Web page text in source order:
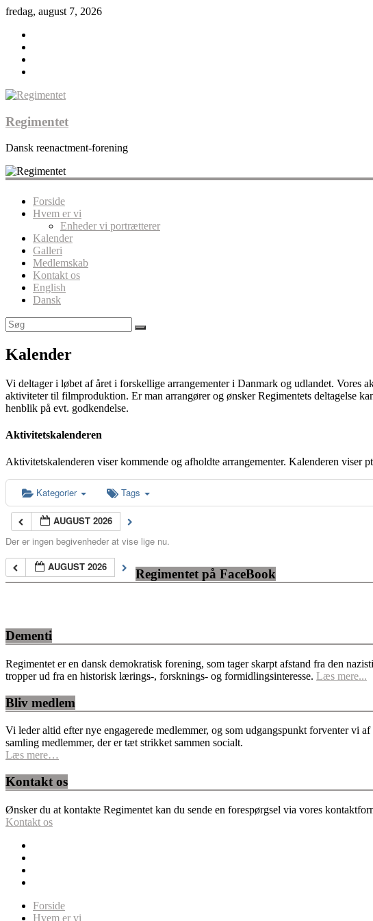
fredag, august 7, 2026
Regimentet
Dansk reenactment-forening
Forside
Hvem er vi
Enheder vi portrætterer
Kalender
Galleri
Medlemskab
Kontakt os
English
Dansk
Kalender
Vi deltager i løbet af året i forskellige arrangementer i Danmark og udlandet. Vores
aktiviteter til filmproduktion. Er man arrangører og ønsker Regimentets deltagelse
henblik på evt. godkendelse.
Aktivitetskalenderen
Aktivitetskalenderen viser kommende og afholdte arrangementer. Kalenderen viser
Kategorier Tags
AUGUST 2026
Der er ingen begivenheder at vise lige nu.
AUGUST 2026
Regimentet på FaceBook
Dementi
Regimentet er en dansk demokratisk forening, som tager skarpt afstand fra den
tropper ud fra en historisk lærings-, forsknings- og formidlingsinteresse. Læs mere...
Bliv medlem
Vi leder altid efter nye engagerede medlemmer, og som udgangspunkt forventer vi
samling medlemmer, der er tæt strikket sammen socialt.
Læs mere…
Kontakt os
Ønsker du at kontakte Regimentet kan du sende en forespørgsel via vores
Kontakt os
Forside
Hvem er vi